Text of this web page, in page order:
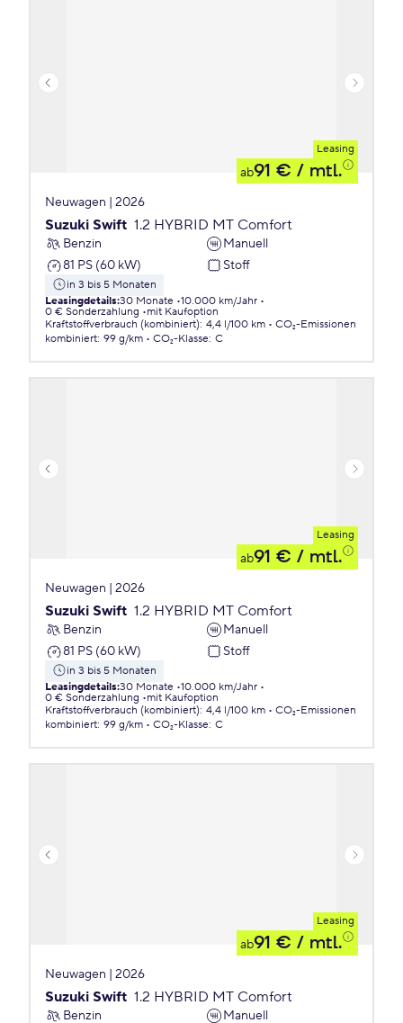
Leasing
ab91 € / mtl.
Neuwagen | 2026
Suzuki Swift 1.2 HYBRID MT Comfort
Benzin
Manuell
81 PS (60 kW)
Stoff
in 3 bis 5 Monaten
Leasingdetails:30 Monate 10.000 km/Jahr
0 € Sonderzahlung
mit Kaufoption
Kraftstoffverbrauch (kombiniert): 4,4 l/100 km
CO₂-Emissionen
kombiniert: 99 g/km CO₂-Klasse: C
Leasing
ab91 € / mtl.
Neuwagen | 2026
Suzuki Swift 1.2 HYBRID MT Comfort
Benzin
Manuell
81 PS (60 kW)
Stoff
in 3 bis 5 Monaten
Leasingdetails:30 Monate 10.000 km/Jahr
0 € Sonderzahlung
mit Kaufoption
Kraftstoffverbrauch (kombiniert): 4,4 l/100 km
CO₂-Emissionen
kombiniert: 99 g/km CO₂-Klasse: C
Leasing
ab91 € / mtl.
Neuwagen | 2026
Suzuki Swift 1.2 HYBRID MT Comfort
Benzin Manuell